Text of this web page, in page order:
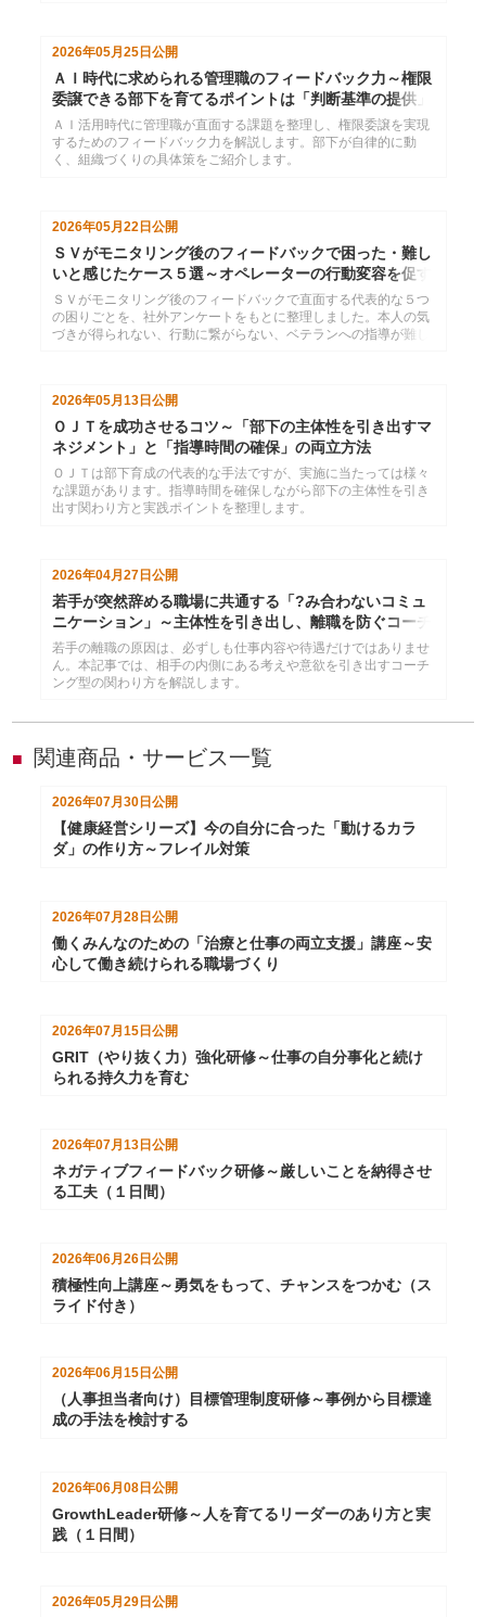
2026年05月25日 公開
ＡＩ時代に求められる管理職のフィードバック力～権限
委譲できる部下を育てるポイントは「判断基準の提供」
ＡＩ活用時代に管理職が直面する課題を整理し、権限委譲を実現
するためのフィードバック力を解説します。部下が自律的に動
く、組織づくりの具体策をご紹介します。
2026年05月22日公開
ＳＶがモニタリング後のフィードバックで困った・難し
いと感じたケース５選～オペレーターの行動変容を促す
には
ＳＶがモニタリング後のフィードバックで直面する代表的な５つ
の困りごとを、社外アンケートをもとに整理しました。本人の気
づきが得られない、行動に繋がらない、ベテランへの指導が難し
2026年05月13日 公開
ＯＪＴを成功させるコツ～「部下の主体性を引き出すマ
ネジメント」と「指導時間の確保」の両立方法
ＯＪＴは部下育成の代表的な手法ですが、実施に当たっては様々
な課題があります。指導時間を確保しながら部下の主体性を引き
出す関わり方と実践ポイントを整理します。
2026年04月27日公開
若手が突然辞める職場に共通する「?み合わないコミュ
ニケーション」～主体性を引き出し、離職を防ぐコーチ
ング術
若手の離職の原因は、必ずしも仕事内容や待遇だけではありませ
ん。本記事では、相手の内側にある考えや意欲を引き出すコーチ
ング型の関わり方を解説します。
■ 関連商品・サービス一覧
2026年07月30日 公開
【健康経営シリーズ】今の自分に合った「動けるカラ
ダ」の作り方～フレイル対策
2026年07月28日公開
働くみんなのための「治療と仕事の両立支援」講座～安
心して働き続けられる職場づくり
2026年07月15日公開
GRIT（やり抜く力）強化研修～仕事の自分事化と続け
られる持久力を育む
2026年07月13日 公開
ネガティブフィードバック研修～厳しいことを納得させ
る工夫（１日間）
2026年06月26日 公開
積極性向上講座～勇気をもって、チャンスをつかむ（ス
ライド付き）
2026年06月15日 公開
（人事担当者向け）目標管理制度研修～事例から目標達
成の手法を検討する
2026年06月08日公開
GrowthLeader研修～人を育てるリーダーのあり方と実
践（１日間）
2026年05月29日公開